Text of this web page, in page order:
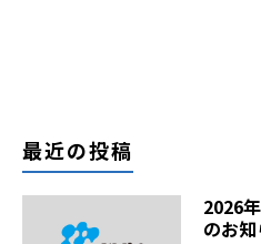
最近の投稿
2026
のお